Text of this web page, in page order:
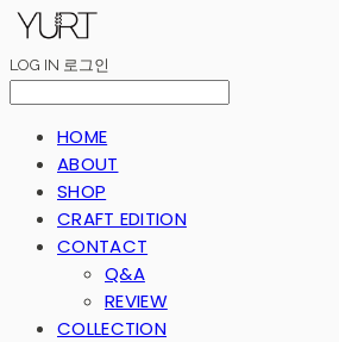
LOG IN 로그인
HOME
ABOUT
SHOP
CRAFT EDITION
CONTACT
Q&A
REVIEW
COLLECTION